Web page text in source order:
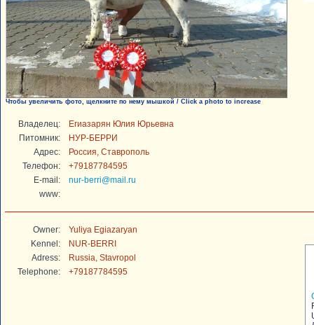
Чтобы увеличить фото, щелкните по нему мышкой / Click a photo to increase
Владелец:
Егиазарян Юлия Юрьевна
Питомник:
НУР-БЕРРИ
Адрес:
Россия, Ставрополь
Телефон:
+79187784595
E-mail:
nur-berri@mail.ru
www:
Owner:
Yuliya Egiazaryan
Kennel:
NUR-BERRI
Adress:
Russia, Stavropol
Telephone:
+79187784595